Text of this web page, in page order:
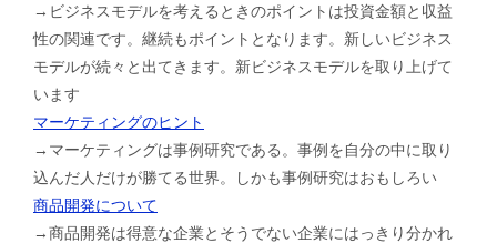
→ビジネスモデルを考えるときのポイントは投資金額と収益
性の関連です。継続もポイントとなります。新しいビジネス
モデルが続々と出てきます。新ビジネスモデルを取り上げて
います
マーケティングのヒント
→マーケティングは事例研究である。事例を自分の中に取り
込んだ人だけが勝てる世界。しかも事例研究はおもしろい
商品開発について
→商品開発は得意な企業とそうでない企業にはっきり分かれ